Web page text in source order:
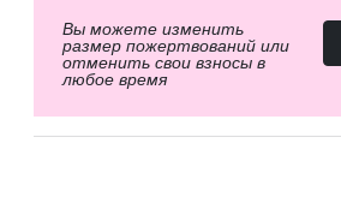
Вы можете изменить
размер пожертвований или
отменить свои взносы в
любое время